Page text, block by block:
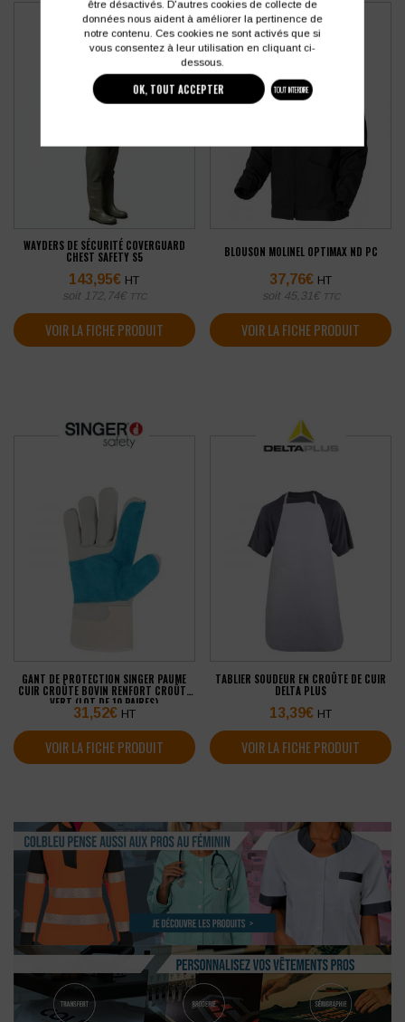
WAYDERS DE SÉCURITÉ COVERGUARD
CHEST SAFETY S5
143,95€ HT
soit 172,74€ TTC
VOIR LA FICHE PRODUIT
BLOUSON MOLINEL OPTIMAX ND PC
37,76€ HT
soit 45,31 € TTC
VOIR LA FICHE PRODUIT
GANT DE PROTECTION SINGER PAUME
CUIR CROÛTE BOVIN RENFORT CROÛTE
VERT (LOT DE 10 PAIRES)
31,52€ HT
VOIR LA FICHE PRODUIT
TABLIER SOUDEUR EN CROÛTE DE CUIR
DELTA PLUS
13,39€ HT
VOIR LA FICHE PRODUIT
être désactivés. D'autres cookies de collecte de
données nous aident à améliorer la pertinence de
notre contenu. Ces cookies ne sont activés que si
vous consentez à leur utilisation en cliquant ci-
dessous.
OK, TOUT ACCEPTER TOUT INTERDIRE